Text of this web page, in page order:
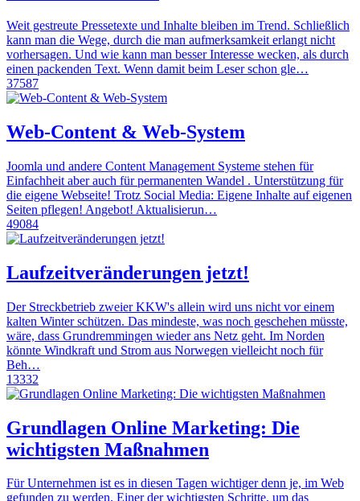
Weit gestreute Pressetexte und Inhalte bleiben im Trend. Schließlich
kann man die Wege, durch die man aufmerksamkeit erlangt nicht
vorhersagen. Und wie kann man besser Interesse wecken, als durch
einen packenden Text. Wenn damit beim Leser schon gle…
37587
Web-Content & Web-System
Joomla und andere Content Management Systeme stehen für
Einfachheit aber auch für permanenten Wandel . Unterstützung für
die eigene Webseite! Trotz Social Media: Eigene Inhalte auf eigenen
Seiten pflegen! Angebot! Aktualisierun…
49084
Laufzeitveränderungen jetzt!
Der Streckbetrieb zweier KKW's allein wird uns nicht vor einem
kalten Winter schützen. Das mindeste, was noch geschehen müsste,
wäre, dass Grundremmingen wieder ans Netz geht. Im Norden
könnte Windkraft und Strom aus Norwegen vielleicht noch für
Beh…
13332
Grundlagen Online Marketing: Die
wichtigsten Maßnahmen
Für Unternehmen ist es in diesen Tagen wichtiger denn je, im Web
gefunden zu werden. Einer der wichtigsten Schritte, um das